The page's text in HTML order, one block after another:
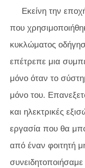
Εκείνη την
που
κυκλώματος
επέτρεπε μια
μόνο όταν το
μόνο του.
και ηλεκτρικές
εργασία που θα
από έναν φοιτητή
συνειδητοποιήσαμε